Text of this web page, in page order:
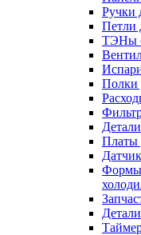
Ручки
Петли
ТЭНы
Полки
Платы
Формы